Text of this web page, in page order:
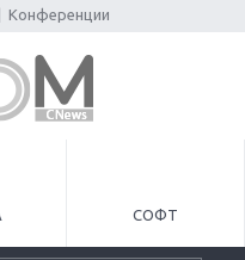
Конференции
СОФТ